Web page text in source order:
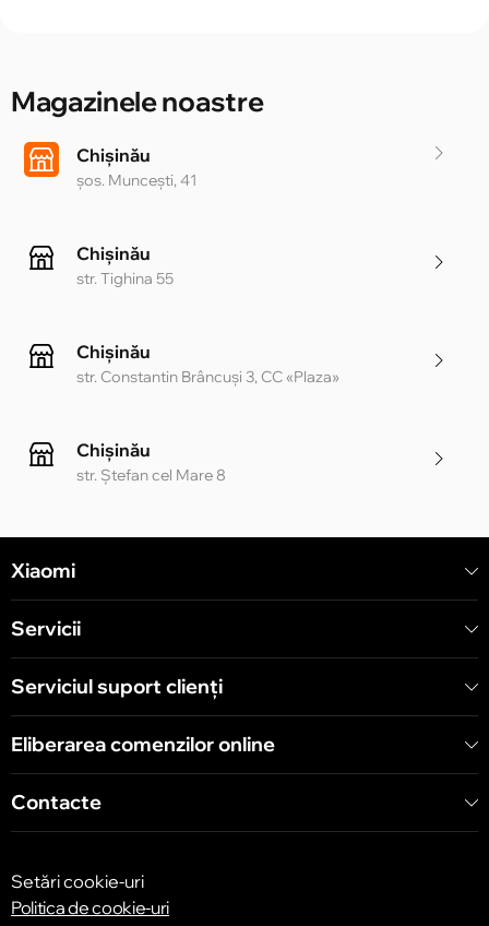
Magazinele noastre
Chișinău
șos. Muncești, 41
Chișinău
str. Tighina 55
Chișinău
str. Constantin Brâncuși 3, CC «Plaza»
Chișinău
str. Ștefan cel Mare 8
Chișinău
str. Arborilor 21, CC «Shopping MallDova»
Xiaomi
Servicii
Serviciul suport clienţi
Eliberarea comenzilor online
Contacte
Setări cookie-uri
Politica de cookie-uri